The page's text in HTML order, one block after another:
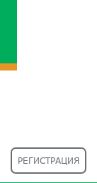
РЕГИСТРАЦИЯ